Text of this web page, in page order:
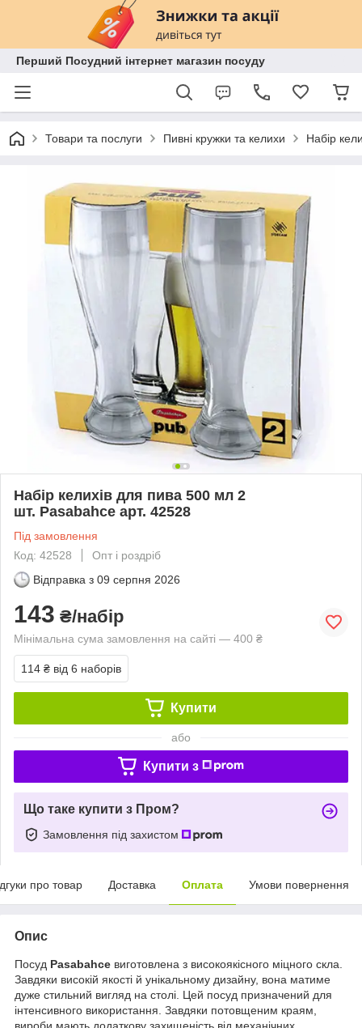
Перший Посудний інтернет магазин посуду
Товари та послуги Пивні кружки та келихи Набір
Набір келихів для пива 500 мл 2
шт. Pasabahce арт. 42528
Під замовлення
Код: 42528
Опт і роздріб
Відправка з 09 серпня 2026
143 ₴/набір
Мінімальна сума замовлення на сайті — 400 ₴
114 ₴ від 6 наборів
Купити
або
Купити з
Що таке купити з Пром?
Замовлення під захистом
про товар Доставка Оплата Умови повернення
Опис
Посуд Pasabahce виготовлена з високоякісного міцного скла.
Завдяки високій якості й унікальному дизайну, вона матиме
дуже стильний вигляд на столі. Цей посуд призначений для
інтенсивного використання. Завдяки потовщеним краям,
вироби мають додаткову захищеність від механічних